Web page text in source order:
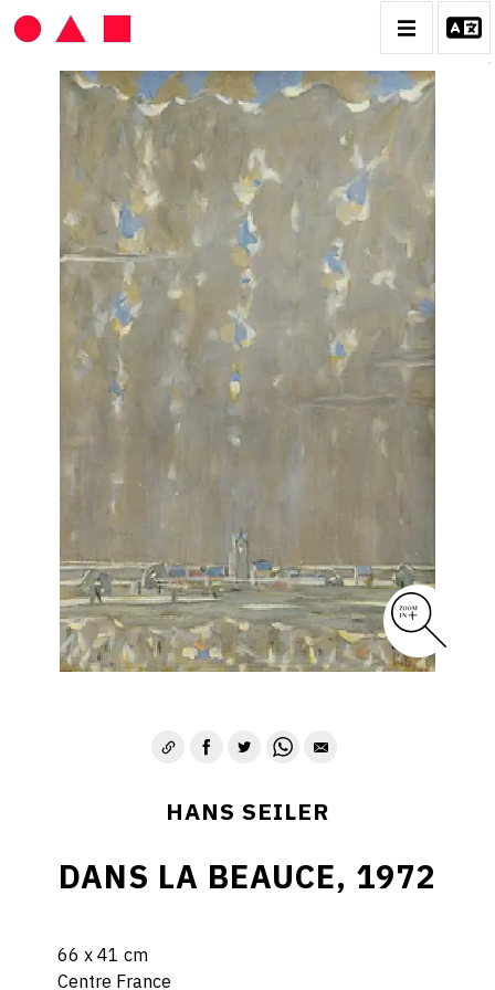
HANS SEILER
BIOGRAPHIE
CATALOGUE DES OEUVRES
VOL. 1 : LES PEINTURES
VOL. 2 : LES GOUACHES
VOL. 3 : CRAYONS DE COULEUR ET FUSAINS
CONTACT
HANS SEILER
DANS LA BEAUCE, 1972
66 x 41 cm
Centre France